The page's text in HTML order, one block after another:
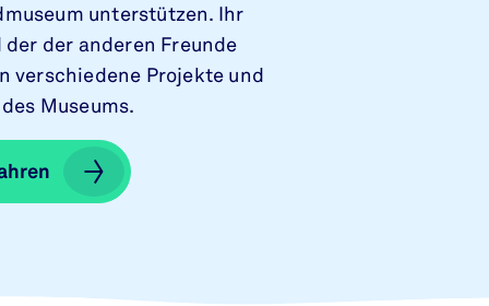
unterstützen. Ihr
der der anderen Freunde
verschiedene Projekte und
Museums.